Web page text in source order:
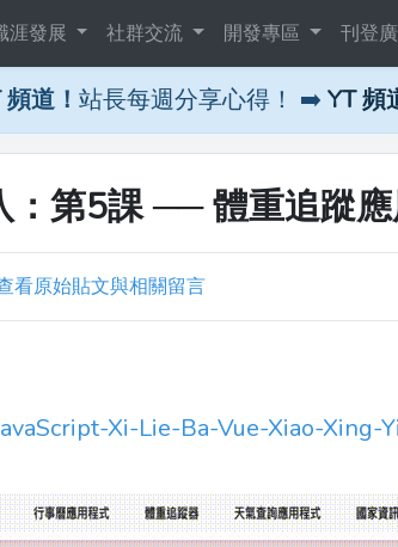
涯發展 社群交流 開發專區 刊登
道！ 站長每週分享心得！ ➡️ YT 頻
：第5課 ── 體重追蹤
看原始貼文與相關留言
Xi-Lie-Ba-Vue-Xiao-Xing-